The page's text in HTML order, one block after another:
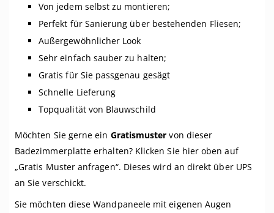
Von jedem selbst zu montieren;
Perfekt für Sanierung über bestehenden Fliesen;
Außergewöhnlicher Look
Sehr einfach sauber zu halten;
Gratis für Sie passgenau gesägt
Schnelle Lieferung
Topqualität von Blauwschild
Möchten Sie gerne ein Gratismuster von dieser
Badezimmerplatte erhalten? Klicken Sie hier oben auf
„Gratis Muster anfragen“. Dieses wird an direkt über UPS
an Sie verschickt.
Sie möchten diese Wandpaneele mit eigenen Augen